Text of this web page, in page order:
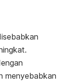
menyebabkan